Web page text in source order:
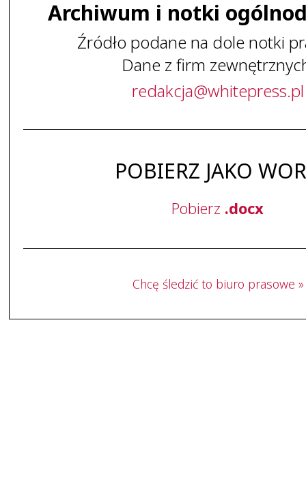
Archiwum i notki
Źródło podane na dole notki
Dane z firm
redakcja@whitepress.pl
POBIERZ JAKO
Pobierz .docx
Chcę śledzić to biuro prasowe »